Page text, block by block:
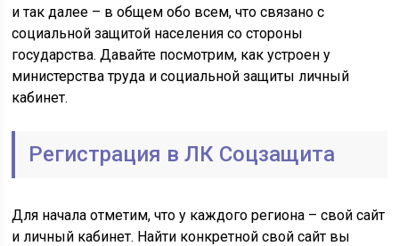
и так далее – в общем обо всем, что связано с
социальной защитой населения со стороны
государства. Давайте посмотрим, как устроен у
министерства труда и социальной защиты личный
кабинет.
Регистрация в ЛК Соцзащита
Для начала отметим, что у каждого региона – свой сайт
и личный кабинет. Найти конкретной свой сайт вы